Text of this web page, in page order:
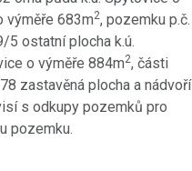
výměře 683m2, pozemku p.č.
5 ostatní plocha k.ú.
o výměře 884m2, části
zastavěná plocha a nádvoří
s odkupy pozemků pro
pozemku.